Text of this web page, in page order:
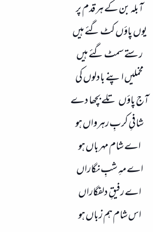
آبلہ بن کے ہر قدم پر
یوں پاؤں کٹ گئے ہیں
رستے سمٹ گئے ہیں
مخملیں اپنے بادلوں کی
آج پاؤں تلے بچھا دے
شافیِ کربِ رہرواں ہو
اے شام مہرباں ہو
اے مہِ شبِ نگاراں
اے رفیقِ دلفگاراں
اس شام ہم زباں ہو